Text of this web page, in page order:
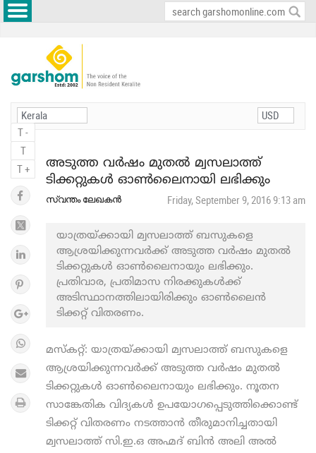
T -
T
T +
അടുത്ത വർഷം മുതൽ മ്വസലാത്ത്
ടിക്കറ്റുകൾ ഓൺലൈനായി ലഭിക്കും
സ്വന്തം ലേഖകൻ Friday, September 9, 2016 9:13 am
യാത്രയ്ക്കായി മ്വസലാത്ത് ബസുകളെ
ആശ്രയിക്കുന്നവർക്ക് അടുത്ത വർഷം മുതൽ
ടിക്കറ്റുകൾ ഓൺലൈനായും ലഭിക്കും.
പ്രതിവാര, പ്രതിമാസ നിരക്കുകൾക്ക്
അടിസ്ഥാനത്തിലായിരിക്കും ഓൺലൈൻ
ടിക്കറ്റ് വിതരണം.
മസ്കറ്റ്: യാത്രയ്ക്കായി മ്വസലാത്ത് ബസുകളെ
ആശ്രയിക്കുന്നവർക്ക് അടുത്ത വർഷം മുതൽ
ടിക്കറ്റുകൾ ഓൺലൈനായും ലഭിക്കും. നൂതന
സാങ്കേതിക വിദ്യകൾ ഉപയോഗപ്പെടുത്തിക്കൊണ്ട്
ടിക്കറ്റ് വിതരണം നടത്താൻ തീരുമാനിച്ചതായി
മ്വസലാത്ത് സി.ഇ.ഒ അഹ്മദ് ബിന്‍ അലി അല്‍